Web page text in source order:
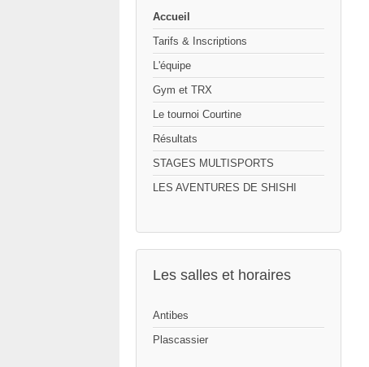
Accueil
Tarifs & Inscriptions
L'équipe
Gym et TRX
Le tournoi Courtine
Résultats
STAGES MULTISPORTS
LES AVENTURES DE SHISHI
Les salles et horaires
Antibes
Plascassier